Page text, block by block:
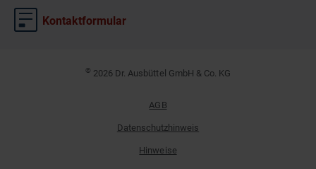
Kontaktformular
© 2026 Dr. Ausbüttel GmbH & Co. KG
AGB
Datenschutzhinweis
Hinweise